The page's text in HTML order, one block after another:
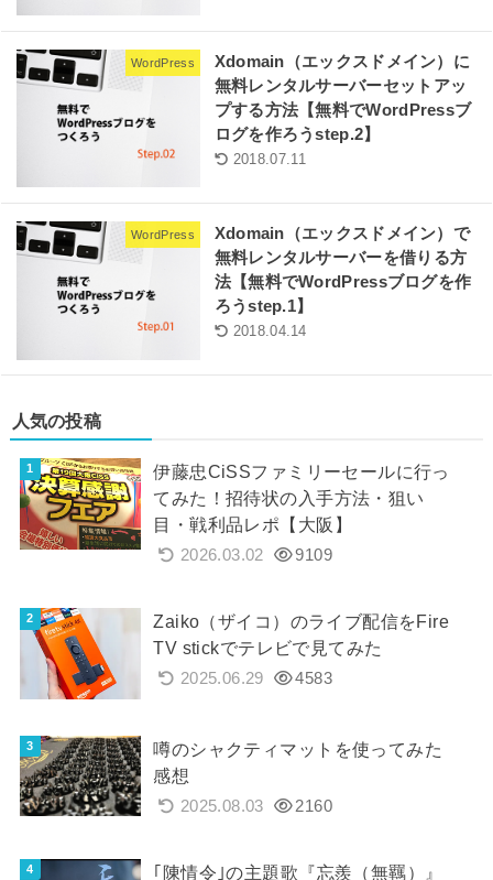
WordPress
Xdomain（エックスドメイン）に
無料レンタルサーバーセットアッ
プする方法【無料でWordPressブ
ログを作ろうstep.2】
2018.07.11
WordPress
Xdomain（エックスドメイン）で
無料レンタルサーバーを借りる方
法【無料でWordPressブログを作
ろうstep.1】
2018.04.14
人気の投稿
伊藤忠CiSSファミリーセールに行っ
てみた！招待状の入手方法・狙い
目・戦利品レポ【大阪】
2026.03.02 9109
Zaiko（ザイコ）のライブ配信をFire
TV stickでテレビで見てみた
2025.06.29 4583
噂のシャクティマットを使ってみた
感想
2025.08.03 2160
｢陳情令｣の主題歌『忘羨（無羈）』